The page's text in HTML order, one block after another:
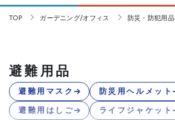
TOP ガーデニング/オフィス 防災・防犯用品
避難用品
避難用マスク 防災用ヘルメット
避難用はしご ライフジャケット